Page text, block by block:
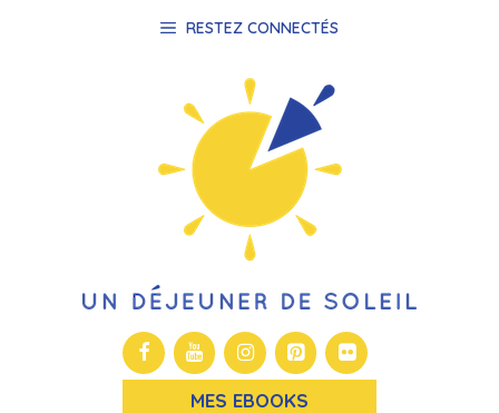
RESTEZ CONNECTÉS
MES EBOOKS